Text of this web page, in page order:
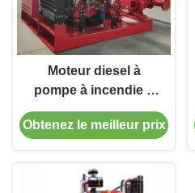
Moteur diesel à
pompe à incendie à
débit élevé pour
applications
Obtenez le meilleur prix